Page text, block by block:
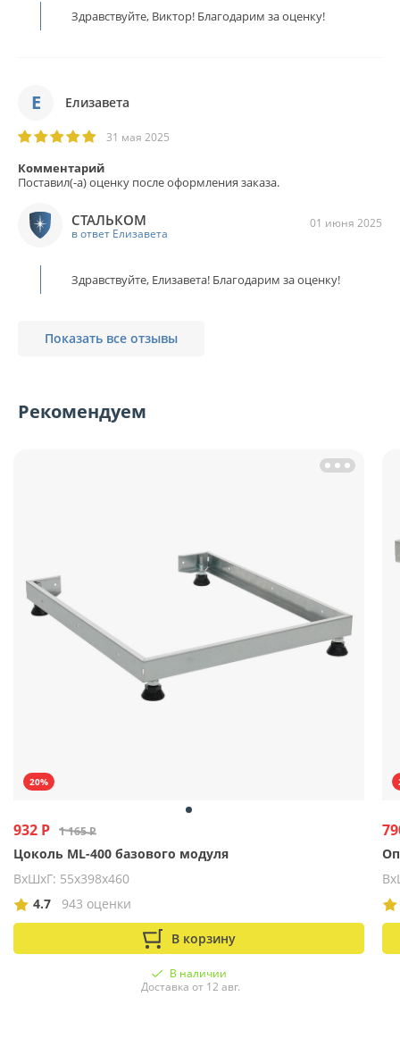
Здравствуйте, Виктор! Благодарим за оценку!
Е Елизавета
31 мая 2025
Комментарий
Поставил(-а) оценку после оформления заказа.
01 июня 2025
СТАЛЬКОМ
в ответ Елизавета
Здравствуйте, Елизавета! Благодарим за оценку!
Показать все отзывы
Рекомендуем
20%
932 Р 1 165 Р
Цоколь ML-400 базового модуля
ВхШхГ: 55х398х460
4.7
943 оценки
В корзину
В наличии
Доставка от 12 авг.